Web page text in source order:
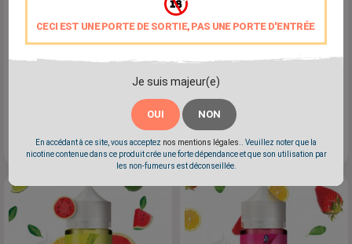
CECI EST UNE PORTE DE SORTIE, PAS UNE PORTE D'ENTRÉE
Je suis majeur(e)
OUI NON
En accédant à ce site, vous acceptez nos mentions légales.
. Veuillez noter que la
nicotine contenue dans ce produit crée une forte dépendance et que son utilisation par
les non-fumeurs est déconseillée.
Low Rider - Minimal
Limonade - Cassis - Citron Vert
Prix
6,90 €
Lemon 50ml - Lemon Time
Limonade - Citron
Prix
19,90 €